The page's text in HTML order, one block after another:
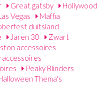
Great gatsby
Hollywood
Vegas
Maffia
duitsland
Jaren 30
Zwart
accessoires
accessoires
Peaky Blinders
Thema's